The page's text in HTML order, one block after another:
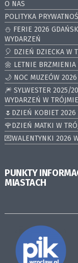
O NAS
POLITYKA
⛄️ FERIE 2026
WYDARZEŃ
🎈 DZIEŃ DZIECKA W
🌼 LETNIE BRZMIENIA
🌙 NOC MUZEÓW
🎆 SYLWESTER 2025/
WYDARZEŃ W
🌷DZIEŃ KOBIET 2026
🌹DZIEŃ MATKI W
💌WALENTYNKI 2026
PUNKTY
MIASTACH